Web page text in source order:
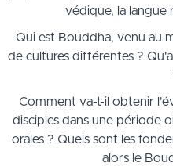
védique, la langue
Qui est Bouddha, venu au
de cultures différentes ?
Comment va-t-il obtenir
disciples dans une période
orales ? Quels sont les
alors le